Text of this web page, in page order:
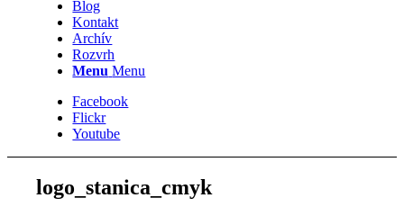
Blog
Kontakt
Archív
Rozvrh
Menu Menu
Facebook
Flickr
Youtube
logo_stanica_cmyk